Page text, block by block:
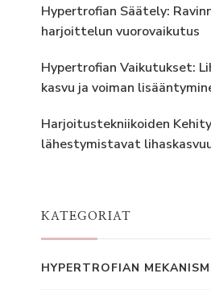
Hypertrofian Säätely:
harjoittelun vuorovaikutus
Hypertrofian Vaikutukset:
kasvu ja voiman
Harjoitustekniikoiden
lähestymistavat
KATEGORIAT
HYPERTROFIAN